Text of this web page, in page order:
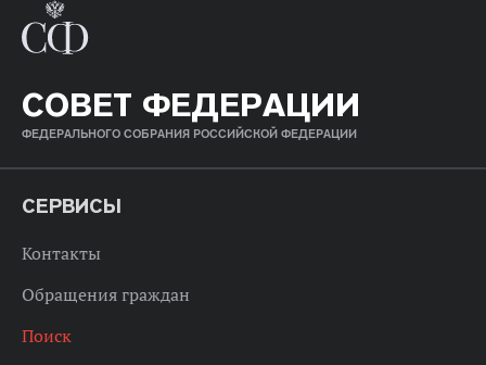
СОВЕТ ФЕДЕРАЦИИ
ФЕДЕРАЛЬНОГО СОБРАНИЯ РОССИЙСКОЙ ФЕДЕРАЦИИ
СЕРВИСЫ
Контакты
Обращения граждан
Поиск